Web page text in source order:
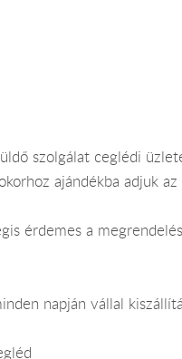
szolgálat ceglédi
ajándékba adjuk
érdemes a
napján vállal